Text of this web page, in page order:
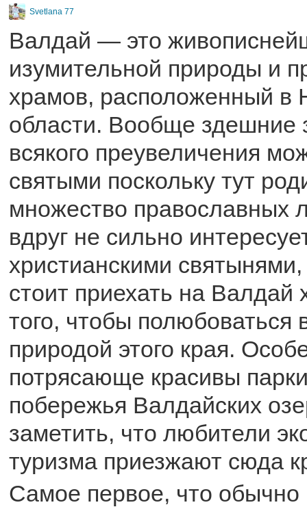
Svetlana 77
Валдай — это
изумительной природы и
храмов, расположенный в
области. Вообще здешние
всякого преувеличения
святыми поскольку тут
множество православных
вдруг не сильно
христианскими
стоит приехать на Валдай
того, чтобы полюбоваться
природой этого края.
потрясающе красивы
побережья Валдайских
заметить, что любители
туризма приезжают сюда
Самое первое, что